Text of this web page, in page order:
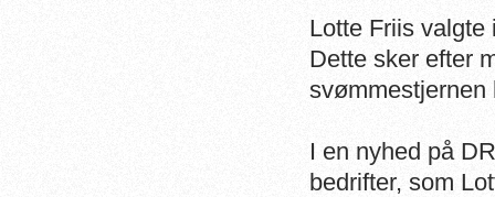
Lotte Friis valgte
Dette sker efter
svømmestjernen
I en nyhed på
bedrifter, som